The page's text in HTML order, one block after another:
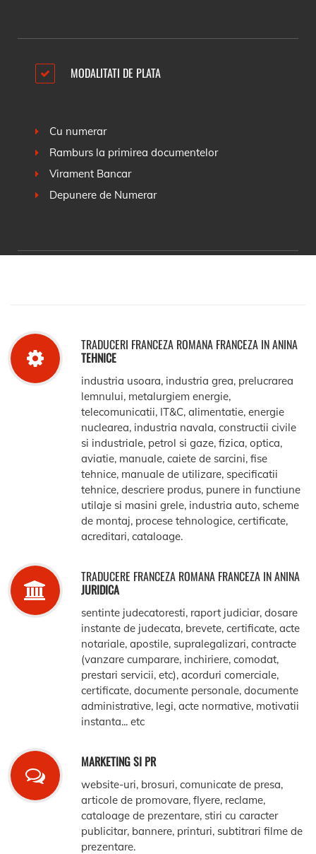
MODALITATI DE PLATA
Cu numerar
Ramburs la primirea documentelor
Virament Bancar
Depunere de Numerar
TRADUCERI FRANCEZA ROMANA FRANCEZA IN ANINA
TEHNICE
industria usoara, industria grea, prelucrarea
lemnului, metalurgiem energie,
telecomunicatii, IT&C, alimentatie, energie
nuclearea, industria navala, constructii civile
si industriale, petrol si gaze, fizica, optica,
aviatie, manuale, caiete de sarcini, fise
tehnice, manuale de utilizare, specificatii
tehnice, descriere produs, punere in functiune
utilaje si masini grele, industria auto, scheme
de montaj, procese tehnologice, certificate,
acreditari, cataloage.
TRADUCERE FRANCEZA ROMANA FRANCEZA IN ANINA
JURIDICA
sentinte judecatoresti, raport judiciar, dosare
instante de judecata, brevete, certificate, acte
notariale, apostile, supralegalizari, contracte
(vanzare cumparare, inchiriere, comodat,
prestari servicii, etc), acorduri comerciale,
certificate, documente personale, documente
administrative, legi, acte normative, motivatii
instanta... etc
MARKETING SI PR
website-uri, brosuri, comunicate de presa,
articole de promovare, flyere, reclame,
cataloage de prezentare, stiri cu caracter
publicitar, bannere, printuri, subtitrari filme de
prezentare.